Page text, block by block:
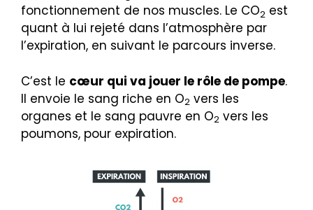
fonctionnement de nos muscles. Le CO2 est
quant à lui rejeté dans l’atmosphère par
l’expiration, en suivant le parcours inverse.
C’est le cœur qui va jouer le rôle de pompe.
Il envoie le sang riche en O2 vers les
organes et le sang pauvre en O2 vers les
poumons, pour expiration.